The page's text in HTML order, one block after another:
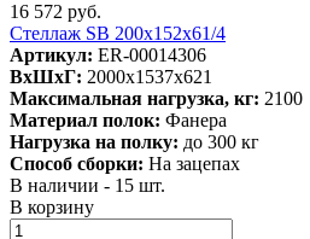
16 572 руб.
Стеллаж SB 200x152x61/4
Артикул: ER-00014306
ВxШxГ: 2000x1537x621
Максимальная нагрузка, кг: 2100
Материал полок: Фанера
Нагрузка на полку: до 300 кг
Способ сборки: На зацепах
В наличии - 15 шт.
В корзину